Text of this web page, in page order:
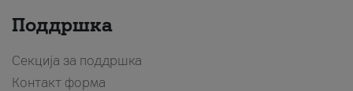
Поддршка
Секција за поддршка
Контакт форма